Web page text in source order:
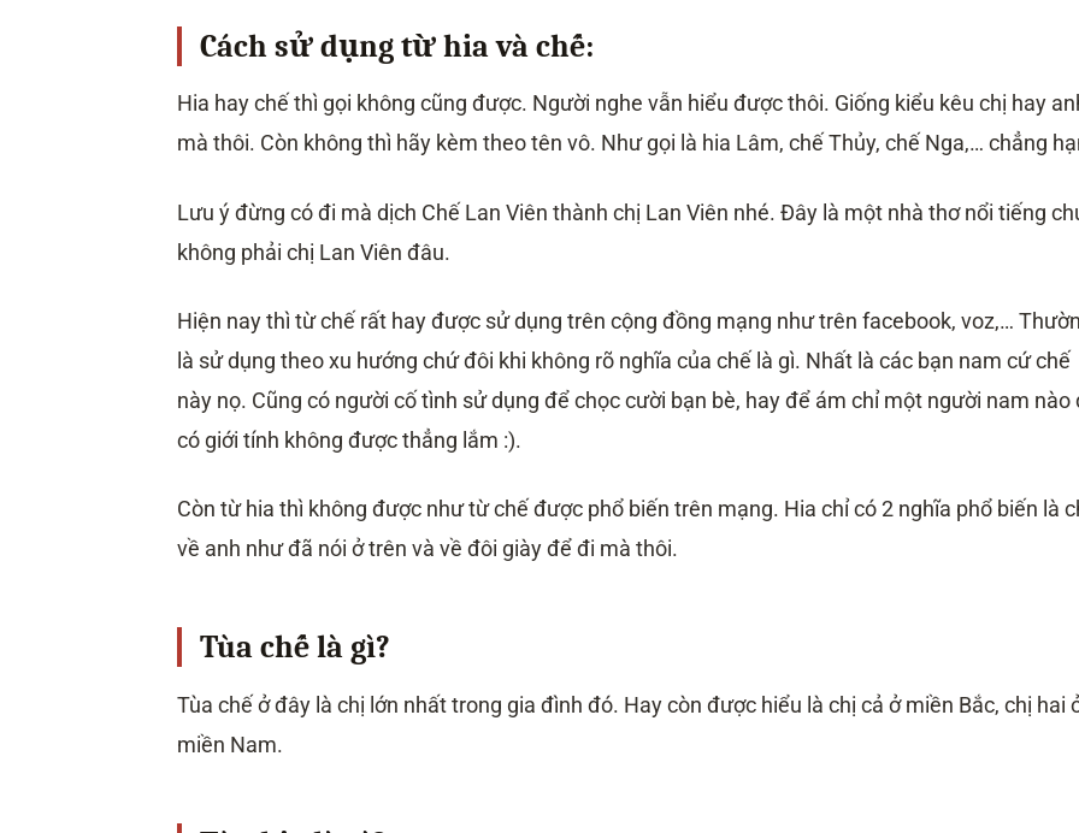
Cách sử dụng từ hia và chế:
Hia hay chế thì gọi không cũng được. Người nghe vẫn hiểu được thôi. Giống kiểu kêu chị hay
mà thôi. Còn không thì hãy kèm theo tên vô. Như gọi là hia Lâm, chế Thủy, chế Nga,… chẳng
Lưu ý đừng có đi mà dịch Chế Lan Viên thành chị Lan Viên nhé. Đây là một nhà thơ nổi tiếng
không phải chị Lan Viên đâu.
Hiện nay thì từ chế rất hay được sử dụng trên cộng đồng mạng như trên facebook, voz,…
là sử dụng theo xu hướng chứ đôi khi không rõ nghĩa của chế là gì. Nhất là các bạn nam cứ chế
này nọ. Cũng có người cố tình sử dụng để chọc cười bạn bè, hay để ám chỉ một người nam nào
có giới tính không được thẳng lắm :).
Còn từ hia thì không được như từ chế được phổ biến trên mạng. Hia chỉ có 2 nghĩa phổ biến là
về anh như đã nói ở trên và về đôi giày để đi mà thôi.
Tùa chế là gì?
Tùa chế ở đây là chị lớn nhất trong gia đình đó. Hay còn được hiểu là chị cả ở miền Bắc, chị hai
miền Nam.